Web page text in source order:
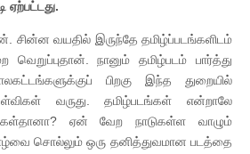
ஏற்பட்டது.
சின்ன வயதில் இருந்தே தமிழ்ப்படங்களிடம்
வெறுப்புதான். நானும் தமிழ்படம் பார்த்து
பிறகு இந்த துறையில்
வருது. தமிழ்படங்கள் என்றாலே
ஏன் வேற நாடுகள்ள வாழும்
சொல்லும் ஒரு தனித்துவமான படத்தை